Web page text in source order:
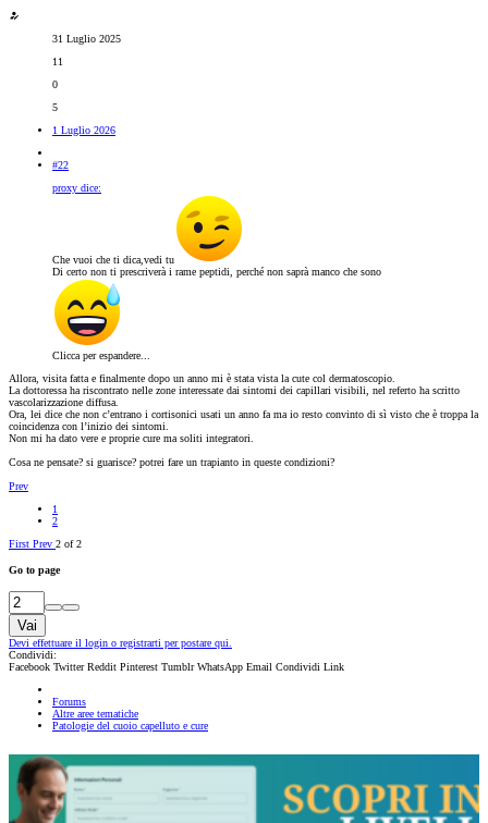
31 Luglio 2025
11
0
5
1 Luglio 2026
#22
proxy dice:
Che vuoi che ti dica,vedi tu
Di certo non ti prescriverà i rame peptidi, perché non saprà manco che sono
Clicca per espandere...
Allora, visita fatta e finalmente dopo un anno mi è stata vista la cute col dermatoscopio.
La dottoressa ha riscontrato nelle zone interessate dai sintomi dei capillari visibili, nel referto ha scritto
vascolarizzazione diffusa.
Ora, lei dice che non c’entrano i cortisonici usati un anno fa ma io resto convinto di sì visto che è troppa la
coincidenza con l’inizio dei sintomi.
Non mi ha dato vere e proprie cure ma soliti integratori.
Cosa ne pensate? si guarisce? potrei fare un trapianto in queste condizioni?
Prev
1
2
First Prev 2 of 2
Go to page
Vai
Devi effettuare il login o registrarti per postare qui.
Condividi:
Facebook Twitter Reddit Pinterest Tumblr WhatsApp Email Condividi Link
Forums
Altre aree tematiche
Patologie del cuoio capelluto e cure